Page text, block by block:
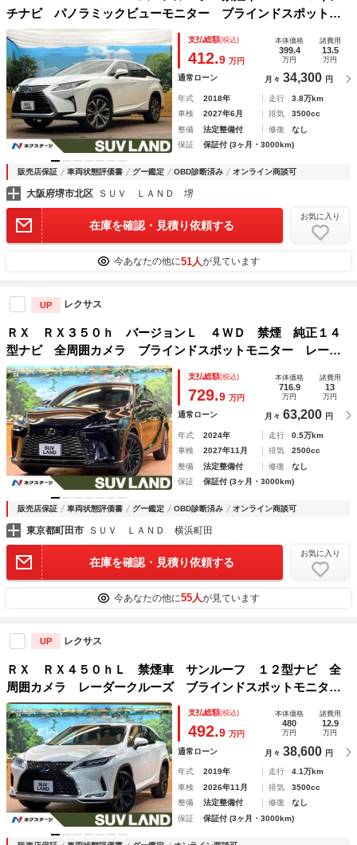
チナビ パノラミックビューモニター ブラインドスポットモ
ニター ドライブレコーダー フルセグ 三眼ＬＥＤヘッドラ
イト アクセサリーコンセント シートベンチレーション
支払総額(税込)
412.9 万円
本体価格
399.4
万円
諸費用
13.5
万円
通常ローン 月々 34,300 円
年式 2018年 走行
3.8万km
車検
2027年6月 排気
3500cc
整備
法定整備付 修復
なし
保証
保証付 (3ヶ月・3000km)
販売店保証 車両状態評価書 グー鑑定 OBD診断済み オンライン商談可
大阪府堺市北区 ＳＵＶ ＬＡＮＤ 堺
在庫を確認・見積り依頼する
お気に入り
今あなたの他に51人が見ています
UP レクサス
ＲＸ ＲＸ３５０ｈ バージョンＬ ４ＷＤ 禁煙 純正１４
型ナビ 全周囲カメラ ブラインドスポットモニター レーダ
ークルーズ デジタルミラー 電動リアゲート 黒革 シート
ベンチレーション 三眼ＬＥＤヘッド 純正２１インチアル
ミ ＥＴＣ
支払総額(税込)
729.9 万円
本体価格
716.9
万円
諸費用
13
万円
通常ローン 月々 63,200 円
年式 2024年 走行
0.5万km
車検
2027年11月 排気
2500cc
整備
法定整備付 修復
なし
保証
保証付 (3ヶ月・3000km)
販売店保証 車両状態評価書 グー鑑定 OBD診断済み オンライン商談可
東京都町田市 ＳＵＶ ＬＡＮＤ 横浜町田
在庫を確認・見積り依頼する
お気に入り
今あなたの他に55人が見ています
UP レクサス
ＲＸ ＲＸ４５０ｈＬ 禁煙車 サンルーフ １２型ナビ 全
周囲カメラ レーダークルーズ ブラインドスポットモニタ
ー 茶革 ベンチレーション メモリーシート ステアリング
ヒーター 三眼ＬＥＤヘッド＆フォグ 純正２０インチアルミ
支払総額(税込)
492.9 万円
本体価格
480
万円
諸費用
12.9
万円
通常ローン 月々 38,600 円
年式 2019年 走行
4.1万km
車検
2026年11月 排気
3500cc
整備
法定整備付 修復
なし
保証
保証付 (3ヶ月・3000km)